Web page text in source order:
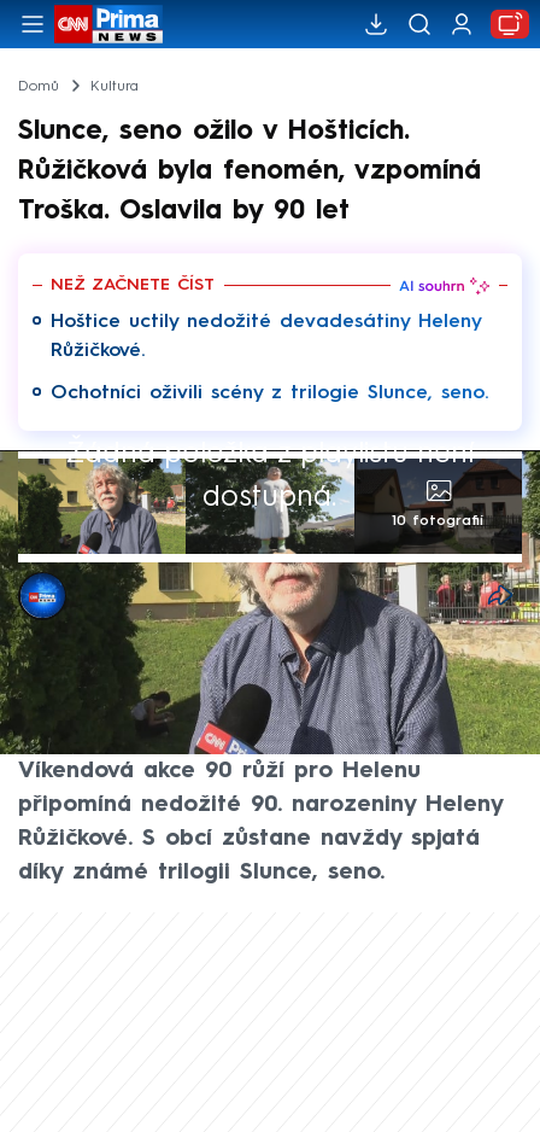
Domů Kultura
Slunce, seno ožilo v Hošticích.
Růžičková byla fenomén, vzpomíná
Troška. Oslavila by 90 let
NEŽ ZAČNETE ČÍST
Hoštice uctily nedožité devadesátiny Heleny
Růžičkové.
Ochotníci oživili scény z trilogie Slunce, seno.
Žádná položka z playlistu není
dostupná.
10 fotografií
Michaela Švejdová
14. čvn 2026, 13:48
Hoštice u Volyně na Strakonicku v sobotu
ožily vzpomínkou na jednu z
nejoblíbenějších hereček české historie.
Víkendová akce 90 růží pro Helenu
připomíná nedožité 90. narozeniny Heleny
Růžičkové. S obcí zůstane navždy spjatá
díky známé trilogii Slunce, seno.